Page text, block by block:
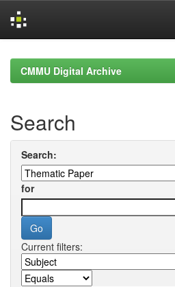
navigationCMMU Digital Archive
Search
Search:
for
Current filters: